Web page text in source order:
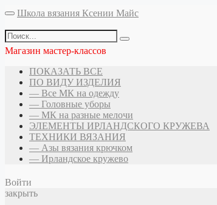
Школа вязания Ксении Майс
Магазин мастер-классов
ПОКАЗАТЬ ВСЕ
ПО ВИДУ ИЗДЕЛИЯ
— Все МК на одежду
— Головные уборы
— МК на разные мелочи
ЭЛЕМЕНТЫ ИРЛАНДСКОГО КРУЖЕВА
ТЕХНИКИ ВЯЗАНИЯ
— Азы вязания крючком
— Ирландское кружево
Войти
закрыть